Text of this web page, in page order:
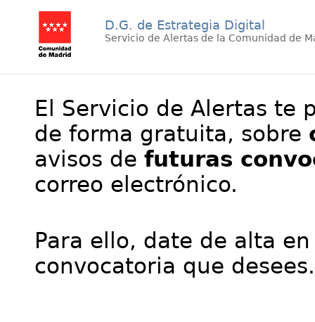
D.G. de Estrategia Digital
Servicio de Alertas de la Comunidad de
El Servicio de Alertas te
de forma gratuita, sobre
avisos de futuras
correo electrónico.
Para ello, date de alta
convocatoria que desees.